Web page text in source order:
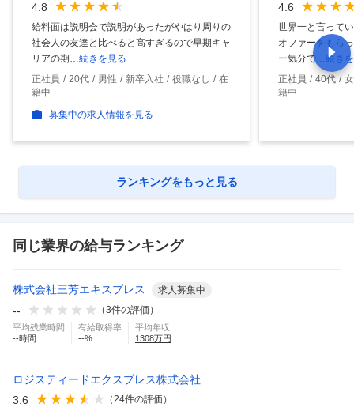
4.8
給料面は説明会で説明があったがやはり周りの
社会人の友達と比べると高すぎるので早期キャ
リアの期…続きを見る
正社員
20代 男性 新卒入社 役職なし
在
籍中
募集中の求人情報を見る
4.6
世界一と言って
オファーをもら
ー気分で…続き
正社員
40代
籍中
ランキングをもっと見る
同じ業界の給与ランキング
株式会社三芳エキスプレス 求人募集中
-- （3件の評価）
平均残業時間
--時間
有給取得率
--%
平均年収
1308万円
ロジスティードエクスプレス株式会社
3.6
（24件の評価）